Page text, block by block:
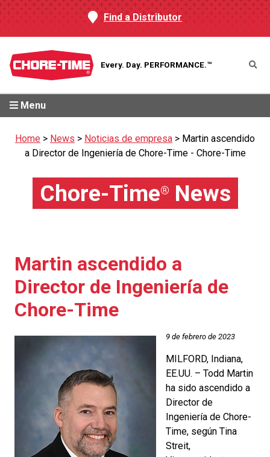
Find a Distributor
Every. Day. PERFORMANCE.™
Menu
Home > News > Noticias de empresa > Martin ascendido
a Director de Ingeniería de Chore-Time - Chore-Time
Chore-Time® News
Martin ascendido a
Director de Ingeniería de
Chore-Time
9 de febrero de 2023
MILFORD, Indiana,
EE.UU. – Todd Martin
ha sido ascendido a
Director de
Ingeniería de Chore-
Time, según Tina
Streit,